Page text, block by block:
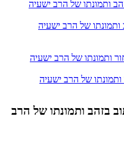
של הרב ישעיה
של הרב ישעיה
בזהב ותמונתו של הרב